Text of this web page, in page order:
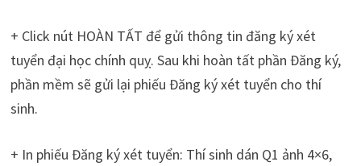
+ Click nút HOÀN TẤT để gửi thông tin đăng ký xét
tuyển đại học chính quỵ. Sau khi hoàn tất phần Đăng ký,
phần mềm sẽ gửi lại phiếu Đăng ký xét tuyển cho thí
sinh.
+ In phiếu Đăng ký xét tuyển: Thí sinh dán Q1 ảnh 4×6,